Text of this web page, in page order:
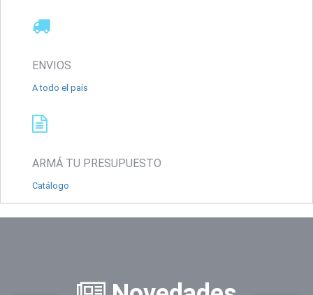
ENVIOS
A todo el país
ARMÁ TU PRESUPUESTO
Catálogo